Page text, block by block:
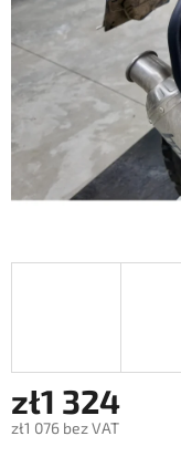
zł1 324
zł1 076 bez VAT